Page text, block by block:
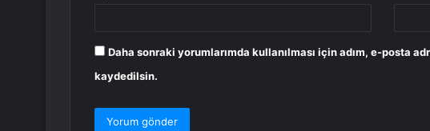
Daha sonraki yorumlarımda kullanılması için adım, e-posta
kaydedilsin.